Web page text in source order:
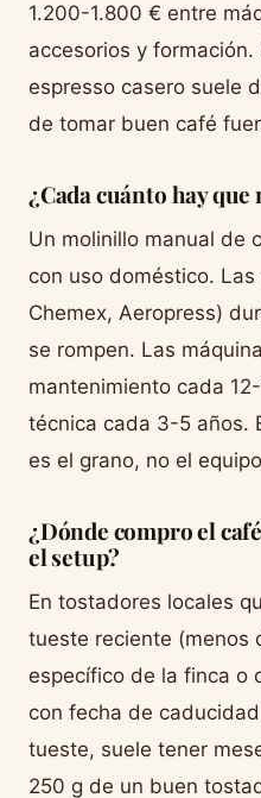
1.200-1.800 € entre
accesorios y
espresso casero suele
de tomar buen café
¿Cada cuánto hay
Un molinillo manual de
con uso doméstico.
Chemex, Aeropress)
se rompen. Las
mantenimiento cada
técnica cada 3-5 años.
es el grano, no el
¿Dónde compro el
el setup?
En tostadores locales
tueste reciente (menos
específico de la finca o
con fecha de
tueste, suele tener
250 g de un buen